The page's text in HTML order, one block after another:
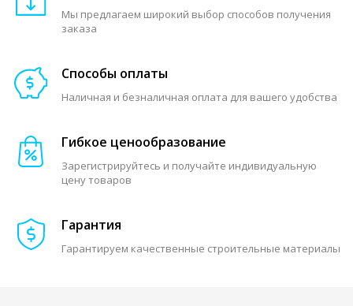
Мы предлагаем широкий выбор способов получения
заказа
Способы оплаты
Наличная и безналичная оплата для вашего удобства
Гибкое ценообразование
Зарегистрируйтесь и получайте индивидуальную
цену товаров
Гарантия
Гарантируем качественные строительные материалы